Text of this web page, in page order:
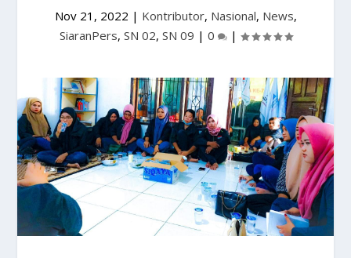
Nov 21, 2022 | Kontributor, Nasional, News,
SiaranPers, SN 02, SN 09 | 0 |